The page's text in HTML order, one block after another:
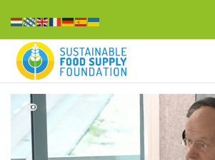
naar
inhoud
food
supply